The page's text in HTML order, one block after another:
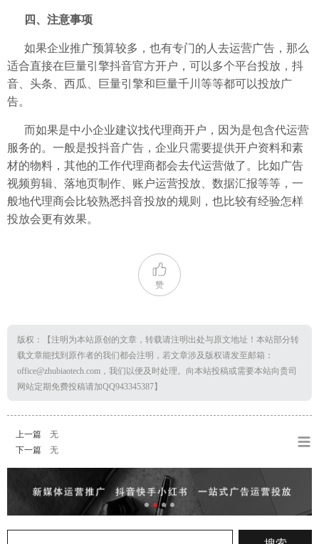
四、注意事项
如果企业推广预算较多，也有专门的人去运营广告，那么
适合直接在巨量引擎抖音官方开户，可以多个平台投放，抖
音、头条、西瓜、巨量引擎和巨量千川等等都可以投放广
告。
而如果是中小企业建议找代理商开户，因为是包含代运营
服务的。一般是投抖音广告，企业只需要提供开户资料和素
材的物料，其他的工作代理商都会去代运营做了。比如广告
视频剪辑、落地页制作、账户运营投放、数据汇报等等，一
般地代理商会比较熟悉抖音投放的规则，也比较有经验怎样
投放会更有效果。
赞
版权：【注明为本站原创的文章，转载请注明出处与原文地址！本站部分转
载文章能找到原作者的我们都会注明，若文章涉及版权请发至邮箱：
office@zhubiaotech.com，我们以便及时处理。向本站投稿或需要本站向贵司
网站定期免费投稿请加QQ943345387】
上一篇
无
下一篇
无